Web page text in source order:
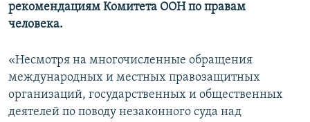
рекомендациям Комитета ООН по правам
человека.
«Несмотря на многочисленные обращения
международных и местных правозащитных
организаций, государственных и общественных
деятелей по поводу незаконного суда над